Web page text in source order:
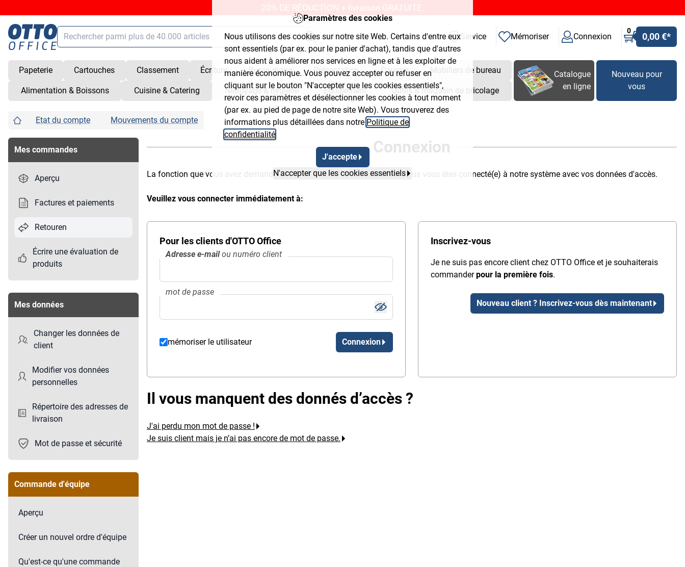
Paramètres des cookies
Nous utilisons des cookies sur notre site Web. Certains d'entre eux
sont essentiels (par ex. pour le panier d'achat), tandis que d'autres
nous aident à améliorer nos services en ligne et à les exploiter de
manière économique. Vous pouvez accepter ou refuser en
cliquant sur le bouton "N'accepter que les cookies essentiels",
revoir ces paramètres et désélectionner les cookies à tout moment
(par ex. au pied de page de notre site Web). Vous trouverez des
informations plus détaillées dans notre Politique de
confidentialité
J'accepte
N'accepter que les cookies essentiels
Contenu principal (Sauter la navigation)
Chercher alt + /
Panier
shift + alt +
Ouvrir/fermer les raccourcis
shift + alt + Z
20% DE RÉDUCTION + livraison GRATUITE.
Chercher
Service Mémoriser Connexion
0
0,00 €*
Papeterie Cartouches Classement Écriture Bureautique Présentation Courrier Mobiliers de bureau
Alimentation & Boissons Cuisine & Catering Nettoyage & hygiène Équipement Outils & magasin de bricolage
Catalogue
en ligne
Nouveau pour
vous
Etat du compte Mouvements du compte
Mes commandes
Aperçu
Factures et paiements
Retouren
Écrire une évaluation de
produits
Mes données
Changer les données de
client
Modifier vos données
personnelles
Répertoire des adresses de
livraison
Mot de passe et sécurité
Commande d'équipe
Aperçu
Créer un nouvel ordre d'équipe
Qu'est-ce qu'une commande
Connexion
La fonction que vous avez demandée ne sera à votre disposition que si vous vous êtes connecté(e) à notre système avec vos données d'accès.
Veuillez vous connecter immédiatement à:
Pour les clients d'OTTO Office
Adresse e-mailou numéro client
mot de passe
mémoriser le utilisateur Connexion
Inscrivez-vous
Je ne suis pas encore client chez OTTO Office et je souhaiterais
commanderpour la première fois.
Nouveau client ? Inscrivez-vous dès maintenant
Il vous manquent des donnés d’accès ?
J'ai perdu mon mot de passe !
Je suis client mais je n’ai pas encore de mot de passe.